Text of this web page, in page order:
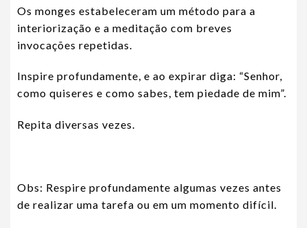
Os monges estabeleceram um método para a
interiorização e a meditação com breves
invocações repetidas.
Inspire profundamente, e ao expirar diga: “Senhor,
como quiseres e como sabes, tem piedade de mim”.
Repita diversas vezes.
Obs: Respire profundamente algumas vezes antes
de realizar uma tarefa ou em um momento difícil.